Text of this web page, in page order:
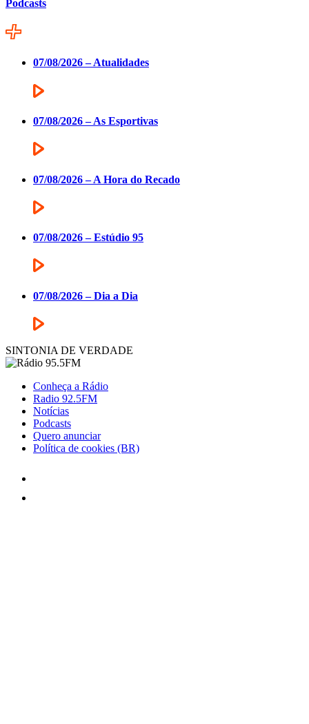
Podcasts
07/08/2026 – Atualidades
07/08/2026 – As Esportivas
07/08/2026 – A Hora do Recado
07/08/2026 – Estúdio 95
07/08/2026 – Dia a Dia
SINTONIA DE VERDADE
Conheça a Rádio
Radio 92.5FM
Notícias
Podcasts
Quero anunciar
Política de cookies (BR)